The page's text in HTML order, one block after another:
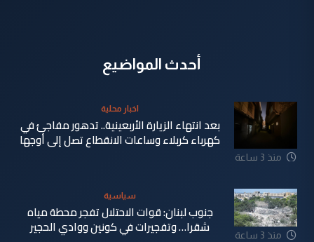
أحدث المواضيع
منذ 3 ساعة
اخبار محلية
بعد انتهاء الزيارة الأربعينية.. تدهور مفاجئ في
كهرباء كربلاء وساعات الانقطاع تصل إلى أوجها
منذ 3 ساعة
سياسية
جنوب لبنان: قوات الاحتلال تفجر محطة مياه
شقرا… وتفجيرات في كونين ووادي الحجير